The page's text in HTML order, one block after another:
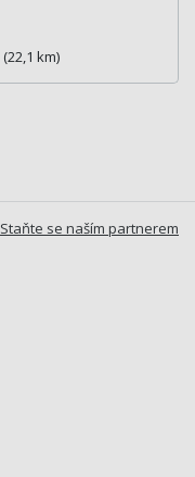
(22,1 km)
Staňte se naším partnerem